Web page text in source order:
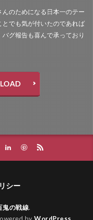
のためになる日本一のテー
でも気が付いたのであれば
グ報告も喜んで承っており
シー
鬼の戦線.
by WordPress